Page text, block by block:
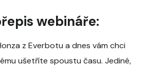
webináře:
z Everbotu a dnes vám chci
ušetříte spoustu času. Jediné,